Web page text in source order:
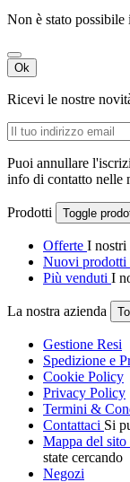
Non è stato possibile
Ok
Ricevi le nostre
Puoi annullare
info di contatto nelle
Prodotti Toggle
Offerte I nostri
Nuovi prodotti
Più venduti I
La nostra azienda
Gestione Resi
Spedizione e
Cookie Policy
Privacy Policy
Termini &
Contattaci Si
Mappa del sito
state cercando
Negozi